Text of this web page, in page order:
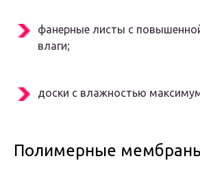
фанерные листы с
влаги;
доски с влажностью
Полимерные